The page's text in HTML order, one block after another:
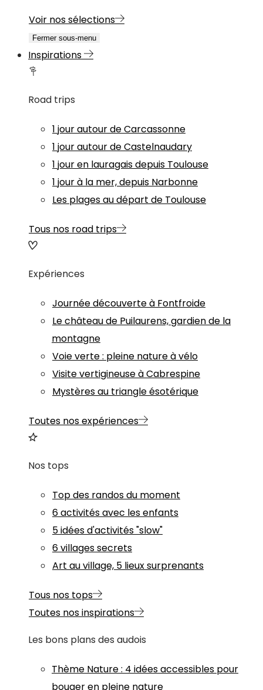
Voir nos sélections
Fermer sous-menu
Inspirations
Road trips
1 jour autour de Carcassonne
1 jour autour de Castelnaudary
1 jour en lauragais depuis Toulouse
1 jour à la mer, depuis Narbonne
Les plages au départ de Toulouse
Tous nos road trips
Expériences
Journée découverte à Fontfroide
Le château de Puilaurens, gardien de la
montagne
Voie verte : pleine nature à vélo
Visite vertigineuse à Cabrespine
Mystères au triangle ésotérique
Toutes nos expériences
Nos tops
Top des randos du moment
6 activités avec les enfants
5 idées d'activités "slow"
6 villages secrets
Art au village, 5 lieux surprenants
Tous nos tops
Toutes nos inspirations
Les bons plans des audois
Thème Nature: 4 idées accessibles pour
bouger en pleine nature